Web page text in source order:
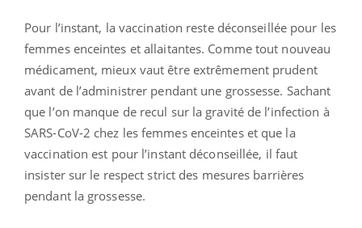
Pour l’instant, la vaccination reste déconseillée pour les
femmes enceintes et allaitantes. Comme tout nouveau
médicament, mieux vaut être extrêmement prudent
avant de l’administrer pendant une grossesse. Sachant
que l’on manque de recul sur la gravité de l’infection à
SARS-CoV-2 chez les femmes enceintes et que la
vaccination est pour l’instant déconseillée, il faut
insister sur le respect strict des mesures barrières
pendant la grossesse.